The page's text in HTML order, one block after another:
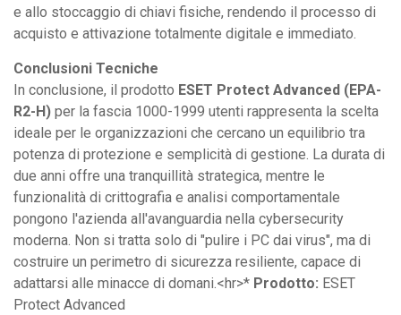
e allo stoccaggio di chiavi fisiche, rendendo il processo di
acquisto e attivazione totalmente digitale e immediato.
Conclusioni Tecniche
In conclusione, il prodotto ESET Protect Advanced (EPA-
R2-H) per la fascia 1000-1999 utenti rappresenta la scelta
ideale per le organizzazioni che cercano un equilibrio tra
potenza di protezione e semplicità di gestione. La durata di
due anni offre una tranquillità strategica, mentre le
funzionalità di crittografia e analisi comportamentale
pongono l'azienda all'avanguardia nella cybersecurity
moderna. Non si tratta solo di "pulire i PC dai virus", ma di
costruire un perimetro di sicurezza resiliente, capace di
adattarsi alle minacce di domani.<hr>* Prodotto: ESET
Protect Advanced